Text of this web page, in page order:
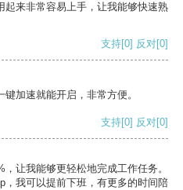
起来非常容易上手，让我能够快速熟
支持[0] 反对[0]
加速就能开启，非常方便。
支持[0] 反对[0]
让我能够更轻松地完成工作任务。
，我可以提前下班，有更多的时间陪